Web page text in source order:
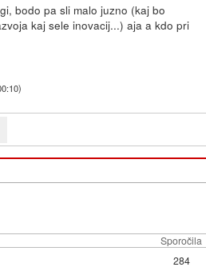
bodo pa sli malo juzno (kaj bo
kaj sele inovacij...) aja a kdo pri
)
Sporočila
284